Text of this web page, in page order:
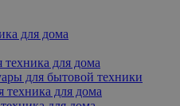
для дома
техника для дома
для бытовой техники
техника для дома